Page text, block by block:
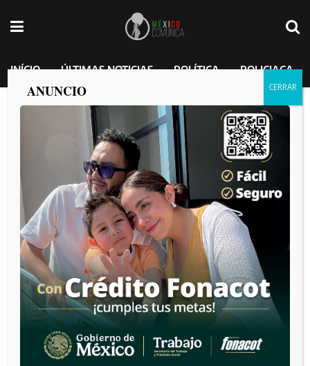
INÍCIO ÚLTIMAS NOTICIAS POLÍTICA POLICIACA
Interpone denuncia por amenazas y
violencia de género la diputada Michel
Sánchez
MEXICO COMUNICA 2025-03-10
ANUNCIO